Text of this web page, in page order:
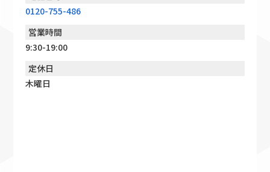
0120-755-486
営業時間
9:30-19:00
定休日
木曜日